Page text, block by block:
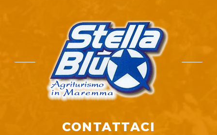
CONTATTACI